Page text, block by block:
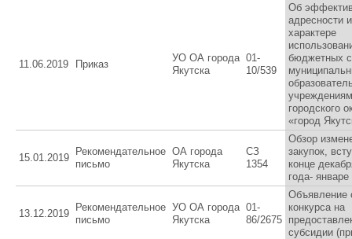
11.06.2019 Приказ
УО ОА города
Якутска
01-
10/539
Об
адресности
характере
бюджетных
городского
«город
15.01.2019
Рекомендательное
письмо
ОА города
Якутска
СЗ
1354
Обзор
закупок,
конце
года-
13.12.2019
Рекомендательное
письмо
УО ОА города
Якутска
01-
86/2675
Объявление
конкурса на
субсидии